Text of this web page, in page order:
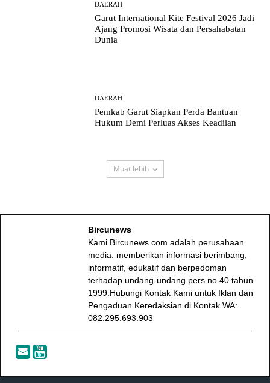
DAERAH
Garut International Kite Festival 2026 Jadi
Ajang Promosi Wisata dan Persahabatan
Dunia
DAERAH
Pemkab Garut Siapkan Perda Bantuan
Hukum Demi Perluas Akses Keadilan
Muat lebih
Bircunews
Kami Bircunews.com adalah perusahaan
media. memberikan informasi berimbang,
informatif, edukatif dan berpedoman
terhadap undang-undang pers no 40 tahun
1999.Hubungi Kontak Kami untuk Iklan dan
Pengaduan Keredaksian di Kontak WA:
082.295.693.903